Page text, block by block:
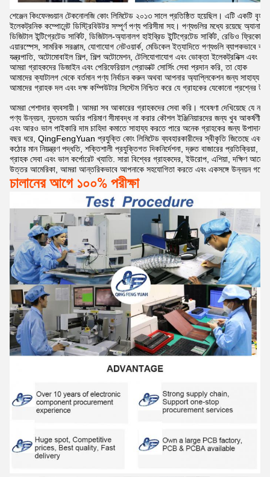
শেঞ্জেন কিংফেনগুয়ান টেকনোলজি কোং লিমিটেড ২০১৩ সালে প্রতিষ্ঠিত হয়েছিল। এটি একটি
ইলেকট্রনিক কম্পোনেন্ট ডিস্ট্রিবিউটর সম্পূর্ণ পণ্য পরিসীমা সহ। পণ্যগুলির মধ্যে রয়েছে অ্যানালগ
ডিজিটাল ইন্টিগ্রেটেড সার্কিট, ডিজিটাল-অ্যানালগ হাইব্রিড ইন্টিগ্রেটেড সার্কিট, রেডিও
এয়ারস্পেস, সামরিক সরঞ্জাম, যোগাযোগ নেটওয়ার্ক, মেডিকেল ইত্যাদিতে পণ্যগুলি ব্যাপকভাবে
যন্ত্রপাতি, অটোমোবাইল শিল্প, শিল্প অটোমেশন, টেলিযোগাযোগ এবং ভোক্তা ইলেকট্রনিক্স এবং
আমরা গ্রাহকদের ডিজাইন এবং পেরিফেরিয়াল প্রোডাক্ট সোর্সিং সেবা প্রদান করি, তা হোক
আমাদের ক্যাটালগ থেকে বর্তমান পণ্য নির্বাচন করুন অথবা আপনার অ্যাপ্লিকেশন জন্য সাহায্য
আমাদের গ্রাহক দল এবং দক্ষ কম্পিউটার সিস্টেম নিশ্চিত করে যে গ্রাহকের যেকোনো প্রশ্নের
আমরা পেশাদার ব্যবসায়ী। আমরা সব আকারের গ্রাহকদের সেবা করি। গবেষণা দেখিয়েছে যে নকশা
পণ্য উন্নয়ন, ন্যূনতম অর্ডার পরিমাণ সীমাবদ্ধ না করার কৌশল ইঞ্জিনিয়ারদের জন্য খুব আকর্ষণীয়,
এবং আরও ভাল পাইকারি দাম চাহিদা কমাতে সাহায্য করতে পারে অনেক গ্রাহকের জন্য উপাদান
বছর ধরে, QingFengYuan প্রযুক্তি কোং লিমিটেড ব্যবহারকারীদের স্বীকৃতি জিতেছে এবং
কঠোর মান নিয়ন্ত্রণ পদ্ধতি, শক্তিশালী প্রযুক্তিগত দিকনির্দেশনা, দ্রুত বাজারের প্রতিক্রিয়া,
গ্রাহক সেবা এবং ভাল কর্পোরেট খ্যাতি. সারা বিশ্বের গ্রাহকদের, ইউরোপ, এশিয়া, দক্ষিণ
উত্তর আমেরিকা, আমরা আন্তরিকভাবে আপনাকে সহযোগিতা করতে এবং একসঙ্গে উন্নয়ন গড়ে
চালানের আগে ১০০% পরীক্ষা